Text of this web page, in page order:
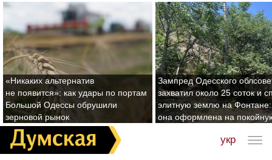
«Никаких альтернатив
не появится»: как удары по портам
Большой Одессы обрушили
зерновой рынок
Зампред Одесского
захватил около 25 соток и
элитную землю на Фонтане:
она оформлена на
укр